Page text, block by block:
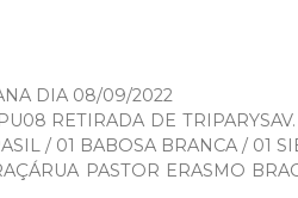
DIA 08/09/2022
RETIRADA DE
/ 01 BABOSA BRANCA / 01
PASTOR ERASMO